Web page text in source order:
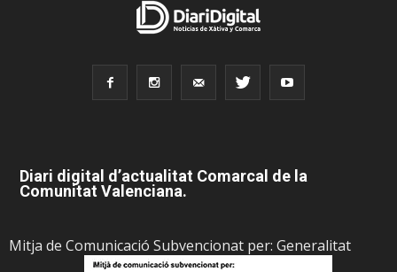
Diari digital d’actualitat Comarcal de la
Comunitat Valenciana.
Mitja de Comunicació Subvencionat per: Generalitat